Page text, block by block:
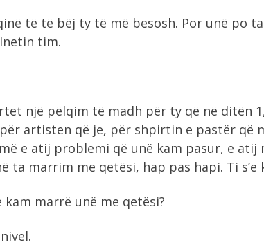
të të bëj ty të më besosh. Por unë po
tim.
një pëlqim të madh për ty që në ditën
artisten që je, për shpirtin e pastër që
e atij problemi që unë kam pasur, e atij
ta marrim me qetësi, hap pas hapi. Ti s’e
kam marrë unë me qetësi?